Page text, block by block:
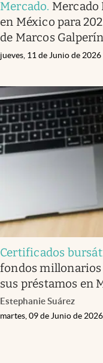
Mercado.
en México para
de Marcos Galperín
jueves, 11 de Junio de 2026
Certificados
fondos millonarios
sus préstamos en
Estephanie Suárez
martes, 09 de Junio de 2026